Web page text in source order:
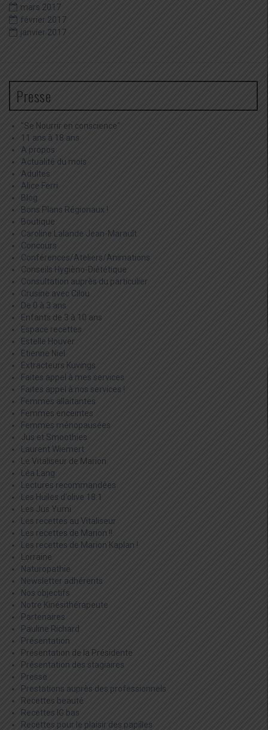
mars 2017
février 2017
janvier 2017
Presse
"Se Nourrir en conscience"
11 ans à 18 ans
A propos
Actualité du mois
Adultes
Alice Ferri
Blog
Bons Plans Régionaux !
Boutique
Caroline Lalande Jean-Marault
Concours
Conférences/Ateliers/Animations
Conseils Hygièno-Diététique
Consultation auprès du particulier
Crusine avec Cilou
De 0 à 3 ans
Enfants de 3 à 10 ans
Espace recettes
Estelle Houver
Etienne Niel
Extracteurs Kuvings
Faites appel à mes services
Faites appel à nos services !
Femmes allaitantes
Femmes enceintes
Femmes ménopausées
Jus et Smoothies
Laurent Wiemert
Le Vitaliseur de Marion
Léa Lang
Lectures recommandées
Les Huiles d'olive 18:1
Les Jus Yumi
Les recettes au Vitaliseur
Les recettes de Marion !!
Les recettes de Marion Kaplan !
Lorraine
Naturopathie
Newsletter adhérents
Nos objectifs
Notre Kinésithérapeute
Partenaires
Pauline Richard
Présentation
Présentation de la Présidente
Présentation des stagiaires
Presse
Prestations auprès des professionnels
Recettes beauté
Recettes IG bas
Recettes pour le plaisir des papilles